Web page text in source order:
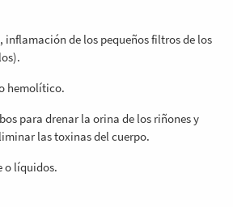
inflamación de los pequeños filtros de los
hemolítico.
para drenar la orina de los riñones y
las toxinas del cuerpo.
o líquidos.